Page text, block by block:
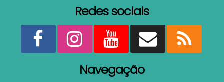
Redes sociais
Navegação